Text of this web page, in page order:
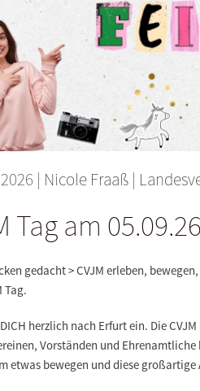
| Nicole Fraaß |
Tag am
gedacht > CVJM erleben,
Tag.
herzlich nach Erfurt ein. Die
Vorständen und
etwas bewegen und diese